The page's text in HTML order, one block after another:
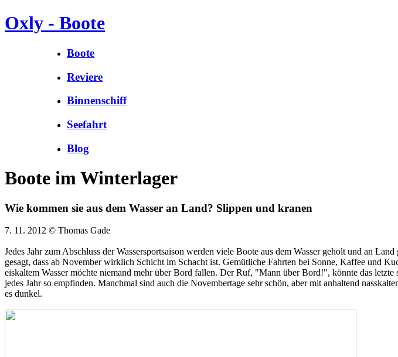
Oxly - Boote
Boote
Reviere
Binnenschiff
Seefahrt
Blog
Boote im Winterlager
Wie kommen sie aus dem Wasser an Land? Slippen und kranen
7. 11. 2012 © Thomas Gade
Jedes Jahr zum Abschluss der Wassersportsaison werden viele Boote aus dem Wasser geholt und an
gesagt, dass ab November wirklich Schicht im Schacht ist. Gemütliche Fahrten bei Sonne, Kaffee und
eiskaltem Wasser möchte niemand mehr über Bord fallen. Der Ruf, "Mann über Bord!", könnte das
jedes Jahr so empfinden. Manchmal sind auch die Novembertage sehr schön, aber mit anhaltend
es dunkel.